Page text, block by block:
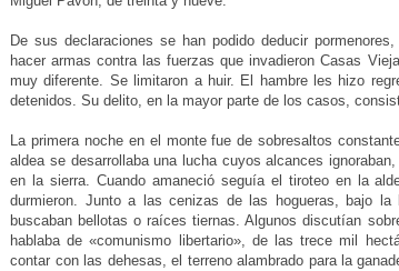
De sus declaraciones se han podido deducir
hacer armas contra las fuerzas que invadieron Casas
muy diferente. Se limitaron a huir. El hambre les hizo
detenidos. Su delito, en la mayor parte de los casos,
La primera noche en el monte fue de sobresaltos
aldea se desarrollaba una lucha cuyos alcances
en la sierra. Cuando amaneció seguía el tiroteo en la
durmieron. Junto a las cenizas de las hogueras, bajo
buscaban bellotas o raíces tiernas. Algunos discutían
hablaba de «comunismo libertario», de las trece mil
contar con las dehesas, el terreno alambrado para la